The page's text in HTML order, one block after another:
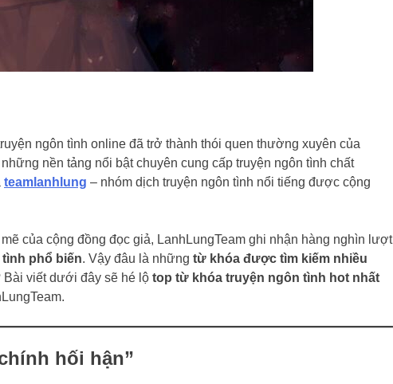
ngôn tình online đã trở thành thói quen thường xuyên của
nền tảng nổi bật chuyên cung cấp truyện ngôn tình chất
teamlanhlung – nhóm dịch truyện ngôn tình nổi tiếng được cộng
của cộng đồng đọc giả, LanhLungTeam ghi nhận hàng nghìn lượt
phổ biến. Vậy đâu là những từ khóa được tìm kiếm nhiều
Bài viết dưới đây sẽ hé lộ top từ khóa truyện ngôn tình hot nhất
hối hận”